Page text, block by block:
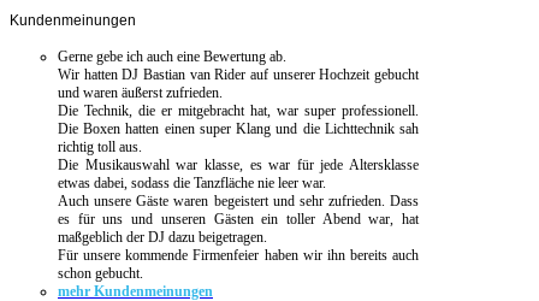
Kundenmeinungen
Gerne gebe ich auch eine Bewertung ab.
Wir hatten DJ Bastian van Rider auf unserer Hochzeit gebucht
und waren äußerst zufrieden.
Die Technik, die er mitgebracht hat, war super professionell.
Die Boxen hatten einen super Klang und die Lichttechnik sah
richtig toll aus.
Die Musikauswahl war klasse, es war für jede Altersklasse
etwas dabei, sodass die Tanzfläche nie leer war.
Auch unsere Gäste waren begeistert und sehr zufrieden. Dass
es für uns und unseren Gästen ein toller Abend war, hat
maßgeblich der DJ dazu beigetragen.
Für unsere kommende Firmenfeier haben wir ihn bereits auch
schon gebucht.
mehr Kundenmeinungen